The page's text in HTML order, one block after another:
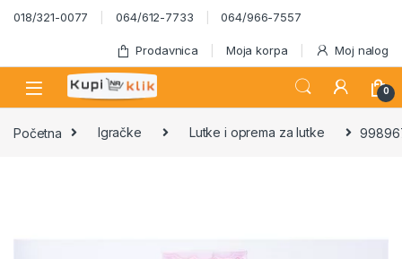
Skip to navigation
Skip to content
018/321-0077 064/612-7733 064/966-7557
Prodavnica Moja korpa Moj nalog
0
Početna Igračke Lutke i oprema za lutke